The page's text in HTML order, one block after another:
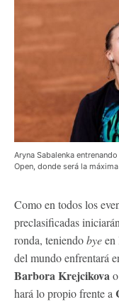
Aryna Sabalenka
Open, donde será la
Como en todos los
preclasificadas
ronda, teniendobyeen
del mundo enfrentará
Barbora Krejcikovao
hará lo propio frente a